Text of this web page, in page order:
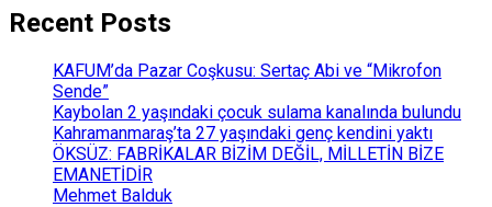
Recent Posts
KAFUM’da Pazar Coşkusu: Sertaç Abi ve “Mikrofon
Sende”
Kaybolan 2 yaşındaki çocuk sulama kanalında bulundu
Kahramanmaraş’ta 27 yaşındaki genç kendini yaktı
ÖKSÜZ: FABRİKALAR BİZİM DEĞİL, MİLLETİN BİZE
EMANETİDİR
Mehmet Balduk